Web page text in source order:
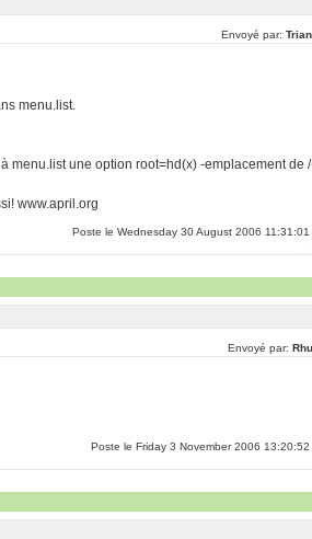
Envoyé par:
menu.list.
menu.list une option root=hd(x) -emplacement de
www.april.org
Poste le Wednesday 30 August 2006 11:31:01
Envoyé par:
Poste le Friday 3 November 2006 13:20:52